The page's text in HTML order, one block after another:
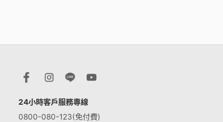
24小時客戶服務專線
0800-080-123(免付費)